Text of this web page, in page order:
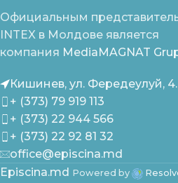
Официальным
INTEX в Молдове является
компания MediaMAGNAT
Кишинев, ул. Фередеулуй, 4.
+ (373) 79 919 113
+ (373) 22 944 566
+ (373) 22 92 81 32
office@episcina.md
Episcina.md Powered by